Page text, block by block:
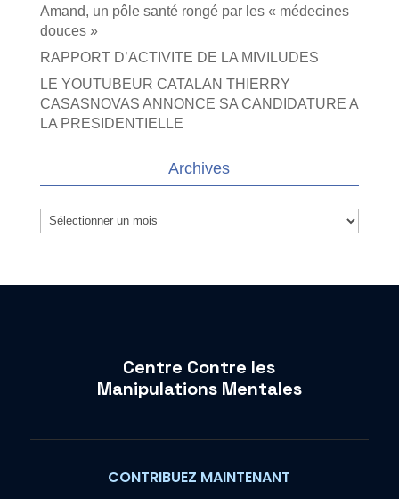
Amand, un pôle santé rongé par les « médecines
douces »
RAPPORT D’ACTIVITE DE LA MIVILUDES
LE YOUTUBEUR CATALAN THIERRY
CASASNOVAS ANNONCE SA CANDIDATURE A
LA PRESIDENTIELLE
Archives
Archives
Centre Contre les
Manipulations Mentales
CONTRIBUEZ MAINTENANT